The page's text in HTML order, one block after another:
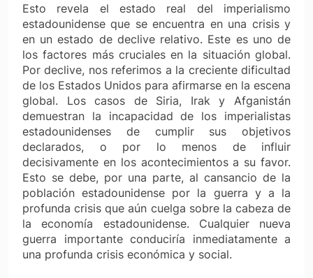
Esto revela el estado real del imperialismo
estadounidense que se encuentra en una crisis y
en un estado de declive relativo. Este es uno de
los factores más cruciales en la situación global.
Por declive, nos referimos a la creciente dificultad
de los Estados Unidos para afirmarse en la escena
global. Los casos de Siria, Irak y Afganistán
demuestran la incapacidad de los imperialistas
estadounidenses de cumplir sus objetivos
declarados, o por lo menos de influir
decisivamente en los acontecimientos a su favor.
Esto se debe, por una parte, al cansancio de la
población estadounidense por la guerra y a la
profunda crisis que aún cuelga sobre la cabeza de
la economía estadounidense. Cualquier nueva
guerra importante conduciría inmediatamente a
una profunda crisis económica y social.